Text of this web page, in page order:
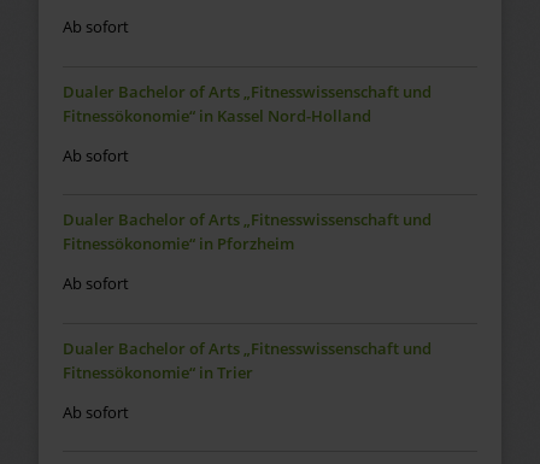
Ab sofort
Dualer Bachelor of Arts „Fitnesswissenschaft und
Fitnessökonomie“ in Kassel Nord-Holland
Ab sofort
Dualer Bachelor of Arts „Fitnesswissenschaft und
Fitnessökonomie“ in Pforzheim
Ab sofort
Dualer Bachelor of Arts „Fitnesswissenschaft und
Fitnessökonomie“ in Trier
Ab sofort